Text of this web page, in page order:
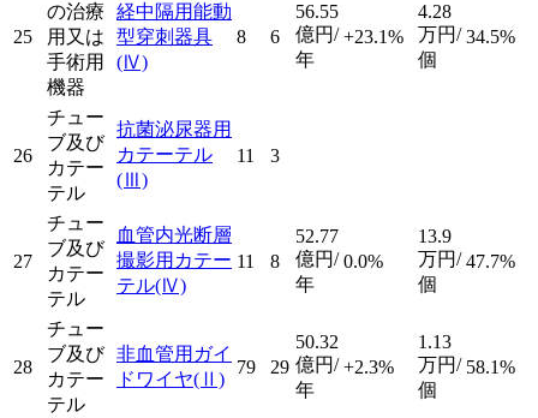
25
の治療
用又は
手術用
機器
経中隔用能動
型穿刺器具
(Ⅳ)
8 6
56.55
億円/
年
+23.1%
4.28
万円/
個
34.5%
26
チュー
ブ及び
カテー
テル
抗菌泌尿器用
カテーテル
(Ⅲ)
11 3
27
チュー
ブ及び
カテー
テル
血管内光断層
撮影用カテー
テル(Ⅳ)
11 8
52.77
億円/
年
0.0%
13.9
万円/
個
47.7%
28
チュー
ブ及び
カテー
テル
非血管用ガイ
ドワイヤ(Ⅱ)
79 29
50.32
億円/
年
+2.3%
1.13
万円/
個
58.1%